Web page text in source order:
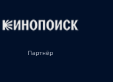
Партнёр